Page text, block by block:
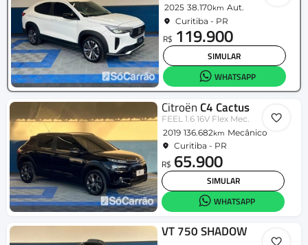
2025 38.170km Aut.
Curitiba - PR
R$ 119.900
SIMULAR
WHATSAPP
Citroën C4 Cactus
FEEL 1.6 16V Flex Mec.
2019 136.682km Mecânico
Curitiba - PR
R$ 65.900
SIMULAR
WHATSAPP
VT 750 SHADOW